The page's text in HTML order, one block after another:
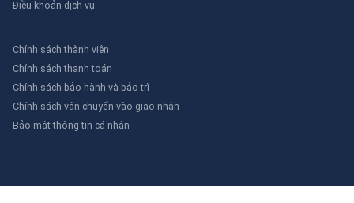
Điều khoản dịch vụ
Chính sách thành viên
Chính sách thanh toán
Chính sách bảo hành và bảo trì
Chính sách vận chuyển vào giao nhận
Bảo mật thông tin cá nhân